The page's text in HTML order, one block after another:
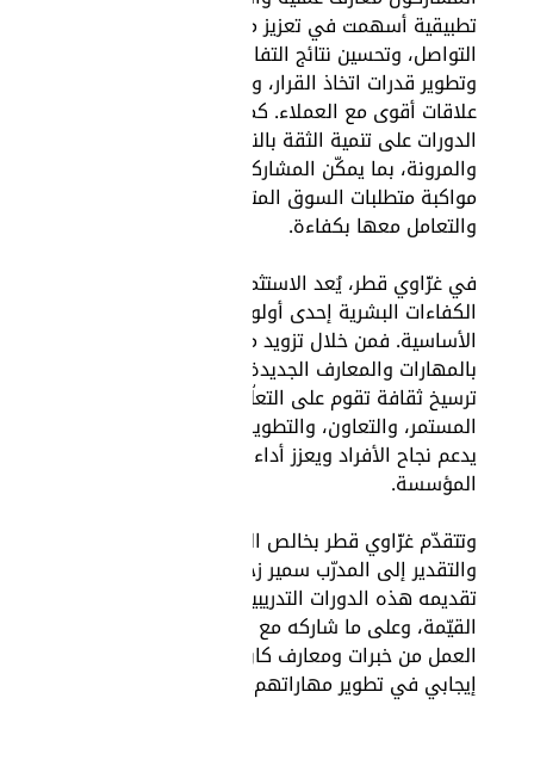
تطبيقية أسهمت في تعزيز مهارات
التواصل، وتحسين نتائج التفاوض،
وتطوير قدرات اتخاذ القرار، وبناء
علاقات أقوى مع العملاء. كما ركّزت
الدورات على تنمية الثقة بالنفس
والمرونة، بما يمكّن المشاركين من
مواكبة متطلبات السوق المتغيّرة
والتعامل معها بكفاءة.
في غزّاوي قطر، يُعد الاستثمار في
الكفاءات البشرية إحدى أولوياتنا
الأساسية. فمن خلال تزويد موظفينا
بالمهارات والمعارف الجديدة، نواصل
ترسيخ ثقافة تقوم على التعلّم
المستمر، والتعاون، والتطوير، بما
يدعم نجاح الأفراد ويعزز أداء
المؤسسة.
وتتقدّم غزّاوي قطر بخالص الشكر
والتقدير إلى المدرّب سمير زحيل على
تقديمه هذه الدورات التدريبية
القيّمة، وعلى ما شاركه مع فريق
العمل من خبرات ومعارف كان لها أثر
إيجابي في تطوير مهاراتهم.